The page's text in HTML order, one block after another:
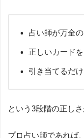
占い師が万全
正しいカード
引き当てるだ
という3段階の正し
プロ占い師であれば